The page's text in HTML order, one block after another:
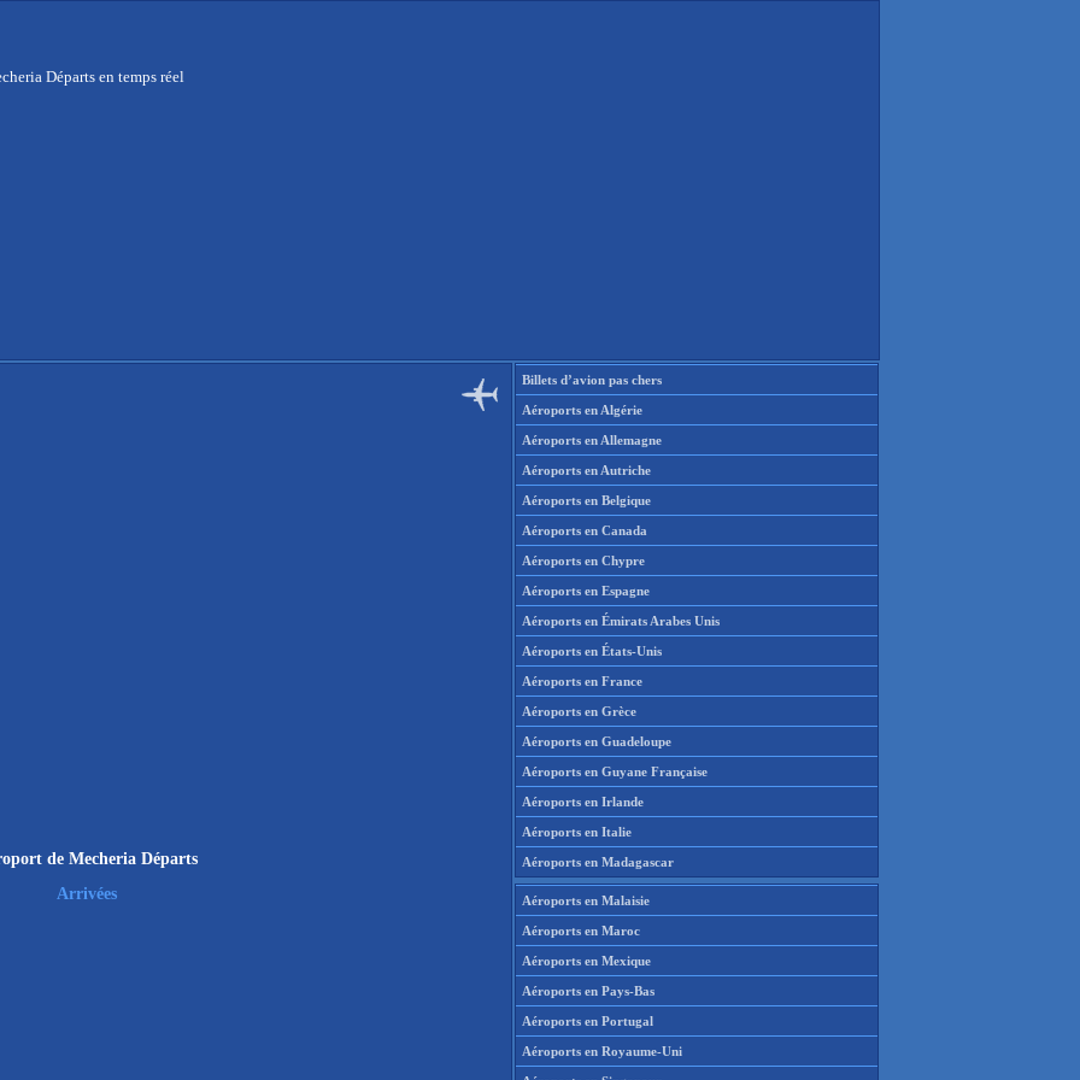
Départs en temps réel
de Mecheria Départs
Arrivées
Billets d’avion pas chers
Aéroports en Algérie
Aéroports en Allemagne
Aéroports en Autriche
Aéroports en Belgique
Aéroports en Canada
Aéroports en Chypre
Aéroports en Espagne
Aéroports en Émirats Arabes Unis
Aéroports en États-Unis
Aéroports en France
Aéroports en Grèce
Aéroports en Guadeloupe
Aéroports en Guyane Française
Aéroports en Irlande
Aéroports en Italie
Aéroports en Madagascar
Aéroports en Malaisie
Aéroports en Maroc
Aéroports en Mexique
Aéroports en Pays-Bas
Aéroports en Portugal
Aéroports en Royaume-Uni